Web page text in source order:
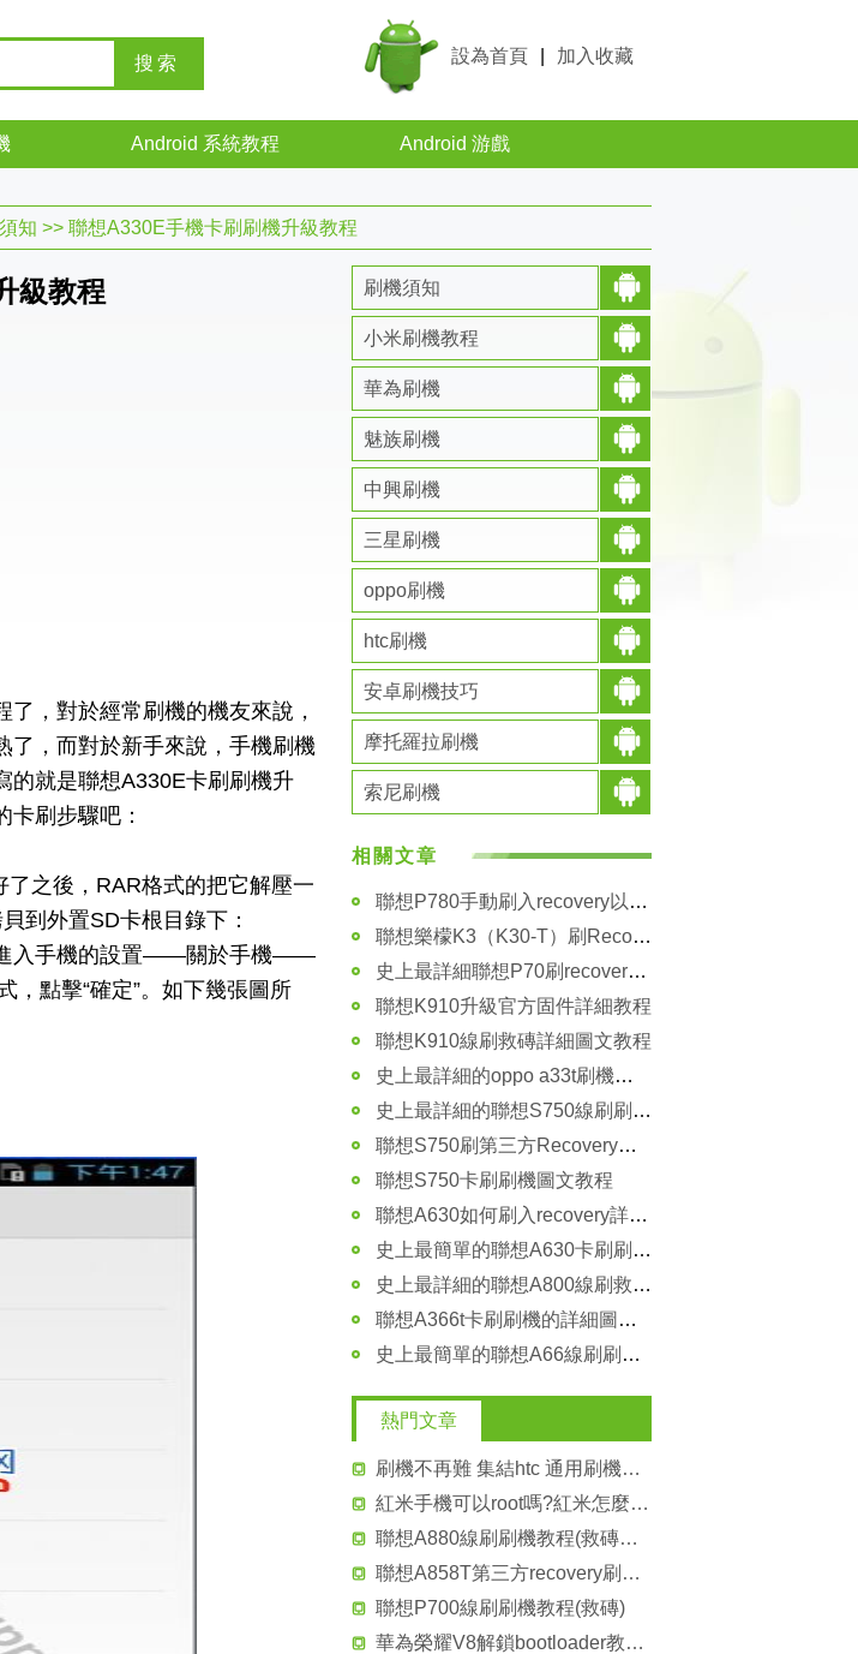
設為首頁 加入收藏
Android 系統教程 Android 游戲
知 >> 聯想A330E手機卡刷刷機升級教程
級教程
，對於經常刷機的機友來說，
了，而對於新手來說，手機刷機
的就是聯想A330E卡刷刷機升
刷步驟吧：
之後，RAR格式的把它解壓一
到外置SD卡根目錄下：
進入手機的設置——關於手機——
點擊“確定”。如下幾張圖所
刷機須知
小米刷機教程
華為刷機
魅族刷機
中興刷機
三星刷機
oppo刷機
htc刷機
安卓刷機技巧
摩托羅拉刷機
索尼刷機
相關文章
聯想P780手動刷入recovery以及卡刷固件
聯想樂檬K3（K30-T）刷Recovery教程 刷中文Recovery教程
史上最詳細聯想P70刷recovery教程
聯想K910升級官方固件詳細教程
聯想K910線刷救磚詳細圖文教程
史上最詳細的oppo a33t刷機教程
史上最詳細的聯想S750線刷刷機教程
聯想S750刷第三方Recovery教程
聯想S750卡刷刷機圖文教程
聯想A630如何刷入recovery詳細教程講解
史上最簡單的聯想A630卡刷刷機教程
史上最詳細的聯想A800線刷救磚刷機教程
聯想A366t卡刷刷機的詳細圖文教程
史上最簡單的聯想A66線刷刷機救磚教程
熱門文章
刷機不再難 集結htc 通用刷機教程
紅米手機可以root嗎?紅米怎麼root？
聯想A880線刷刷機教程(救磚教程)
聯想A858T第三方recovery刷入教程 聯想A858T recovery安裝方法
聯想P700線刷刷機教程(救磚)
華為榮耀V8解鎖bootloader教程 華為榮耀V8獲取解鎖碼的方法